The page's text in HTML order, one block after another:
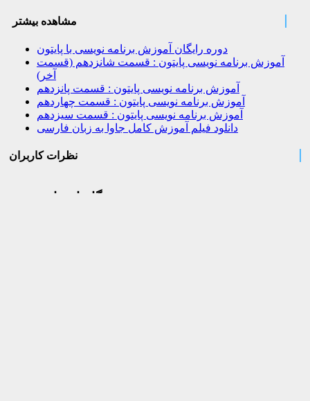
مشاهده بیشتر
دوره رایگان آموزش برنامه نویسی با پایتون
آموزش برنامه نویسی پایتون : قسمت شانزدهم (قسمت
آخر)
آموزش برنامه نویسی پایتون : قسمت پانزدهم
آموزش برنامه نویسی پایتون : قسمت چهاردهم
آموزش برنامه نویسی پایتون : قسمت سیزدهم
دانلود فیلم آموزش کامل جاوا به زبان فارسی
نظرات کاربران
دیدگاهتان را بنویسید